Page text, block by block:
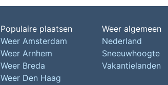
Populaire plaatsen
Weer Amsterdam
Weer Arnhem
Weer Breda
Weer Den Haag
Weer algemeen
Nederland
Sneeuwhoogte
Vakantielanden